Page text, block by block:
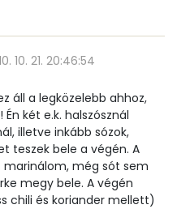
10. 21. 20:46:54
áll a legközelebb ahhoz,
két e.k. halszósznál
illetve inkább sózok,
teszek bele a végén. A
még sót sem
megy bele. A végén
chili és koriander mellett)